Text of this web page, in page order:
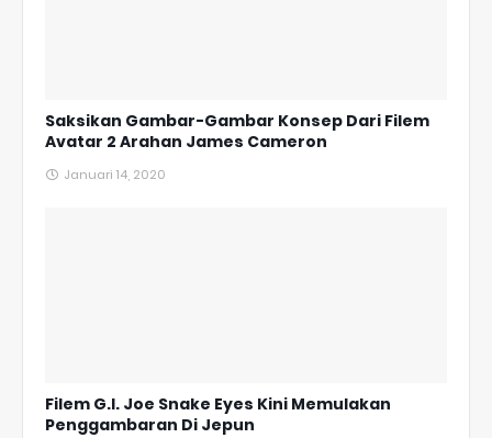
Saksikan Gambar-Gambar Konsep Dari Filem
Avatar 2 Arahan James Cameron
Januari 14, 2020
Filem G.I. Joe Snake Eyes Kini Memulakan
Penggambaran Di Jepun